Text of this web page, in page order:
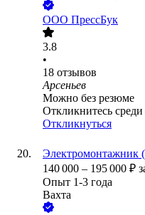
ООО ПрессБук
3.8
•
18 отзывов
Арсеньев
Можно без резюме
Откликнитесь
Откликнуться
Электромонтажник
140 000 – 195 000 ₽
Опыт 1-3 года
Вахта